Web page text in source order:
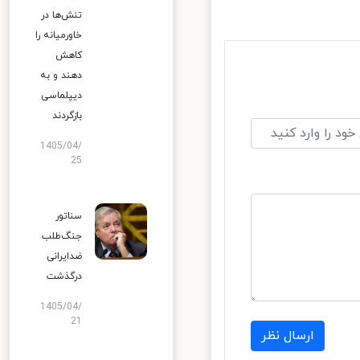
ارسال نظر
تنش‌ها در
خاورمیانه را
کاهش
دهند و به
دیپلماسی
بازگردند
1405/04/
25
سناتور
جنگ‌طلب
ضدایرانی
درگذشت
1405/04/